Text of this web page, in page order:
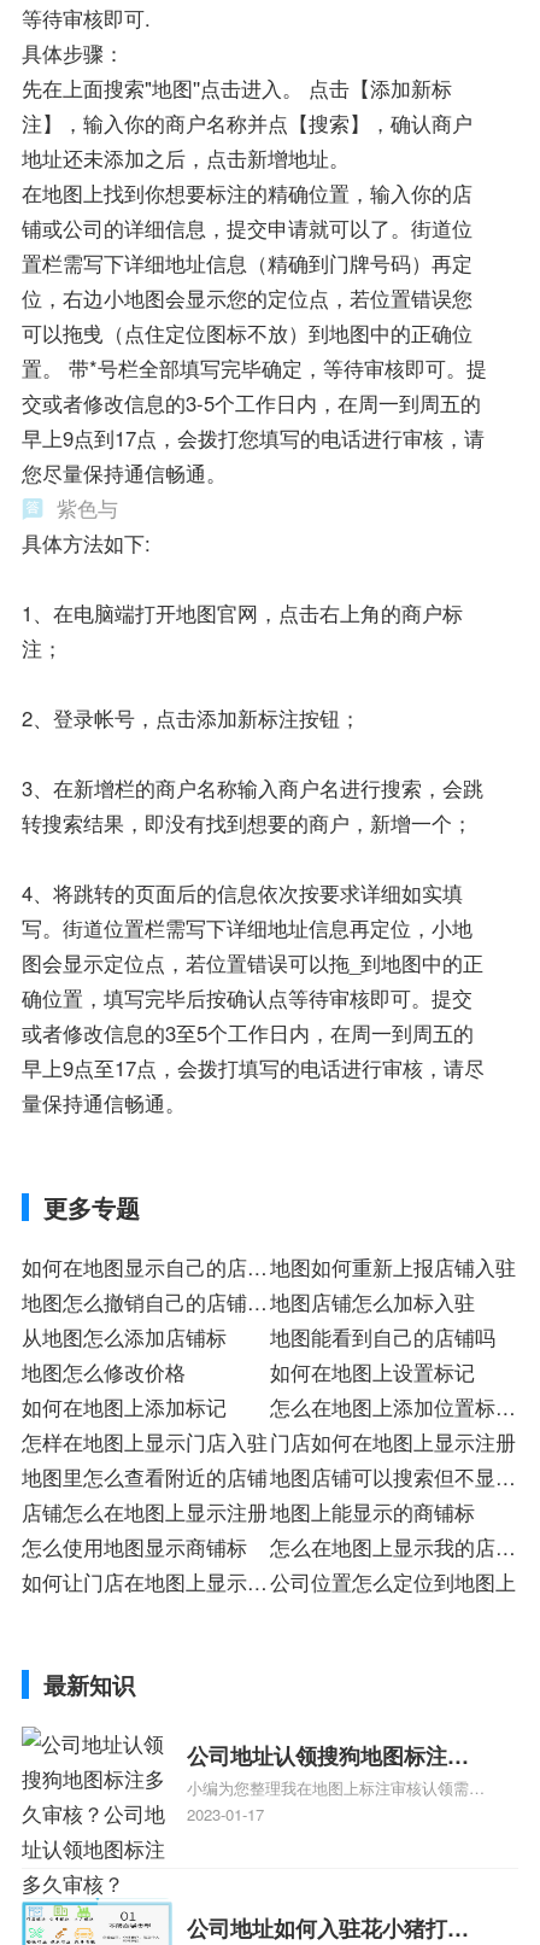
等待审核即可.
具体步骤：
先在上面搜索"地图''点击进入。 点击【添加新标
注】，输入你的商户名称并点【搜索】，确认商户
地址还未添加之后，点击新增地址。
在地图上找到你想要标注的精确位置，输入你的店
铺或公司的详细信息，提交申请就可以了。街道位
置栏需写下详细地址信息（精确到门牌号码）再定
位，右边小地图会显示您的定位点，若位置错误您
可以拖曵（点住定位图标不放）到地图中的正确位
置。 带*号栏全部填写完毕确定，等待审核即可。提
交或者修改信息的3-5个工作日内，在周一到周五的
早上9点到17点，会拨打您填写的电话进行审核，请
您尽量保持通信畅通。
紫色与
具体方法如下:
1、在电脑端打开地图官网，点击右上角的商户标
注；
2、登录帐号，点击添加新标注按钮；
3、在新增栏的商户名称输入商户名进行搜索，会跳
转搜索结果，即没有找到想要的商户，新增一个；
4、将跳转的页面后的信息依次按要求详细如实填
写。街道位置栏需写下详细地址信息再定位，小地
图会显示定位点，若位置错误可以拖_到地图中的正
确位置，填写完毕后按确认点等待审核即可。提交
或者修改信息的3至5个工作日内，在周一到周五的
早上9点至17点，会拨打填写的电话进行审核，请尽
量保持通信畅通。
更多专题
如何在地图显示自己的店面
标
地图如何重新上报店铺入驻
地图怎么撤销自己的店铺注
册
地图店铺怎么加标入驻
从地图怎么添加店铺标
地图能看到自己的店铺吗
地图怎么修改价格
如何在地图上设置标记
如何在地图上添加标记
怎么在地图上添加位置标记
店
怎样在地图上显示门店入驻门店如何在地图上显示注册
地图里怎么查看附近的店铺地图店铺可以搜索但不显示
店
店铺怎么在地图上显示注册地图上能显示的商铺标
怎么使用地图显示商铺标
怎么在地图上显示我的店注
册
如何让门店在地图上显示入公司位置怎么定位到地图上
最新知识
公司地址认领搜狗地图标注多
久审核？公司地址认领地图标
注多久审核？
小编为您整理我在地图上标注审核认领需要
多久、我在地图上标注审核认领需要多久
情可查看下方正文！
2023-01-17
公司地址如何入驻花小猪打车